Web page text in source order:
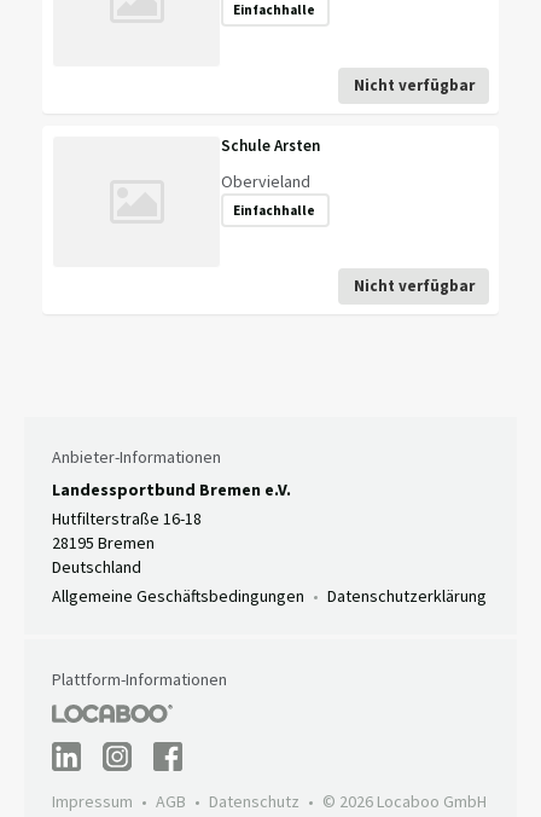
Einfachhalle
Nicht verfügbar
Schule Arsten
Obervieland
Einfachhalle
Nicht verfügbar
Anbieter-Informationen
Landessportbund Bremen e.V.
Hutfilterstraße 16-18
28195 Bremen
Deutschland
Allgemeine Geschäftsbedingungen
Datenschutzerklärung
Plattform-Informationen
Impressum AGB Datenschutz © 2026 Locaboo GmbH